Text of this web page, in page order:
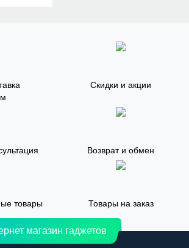
Скидки и акции
Возврат и обмен
товары Товары на заказ
магазин гаджетов